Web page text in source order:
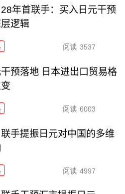
年首联手：买入日元干预
逻辑
阅读 3537
干预落地 日本进出口贸易格
阅读 6003
手提振日元对中国的多维
阅读 4997